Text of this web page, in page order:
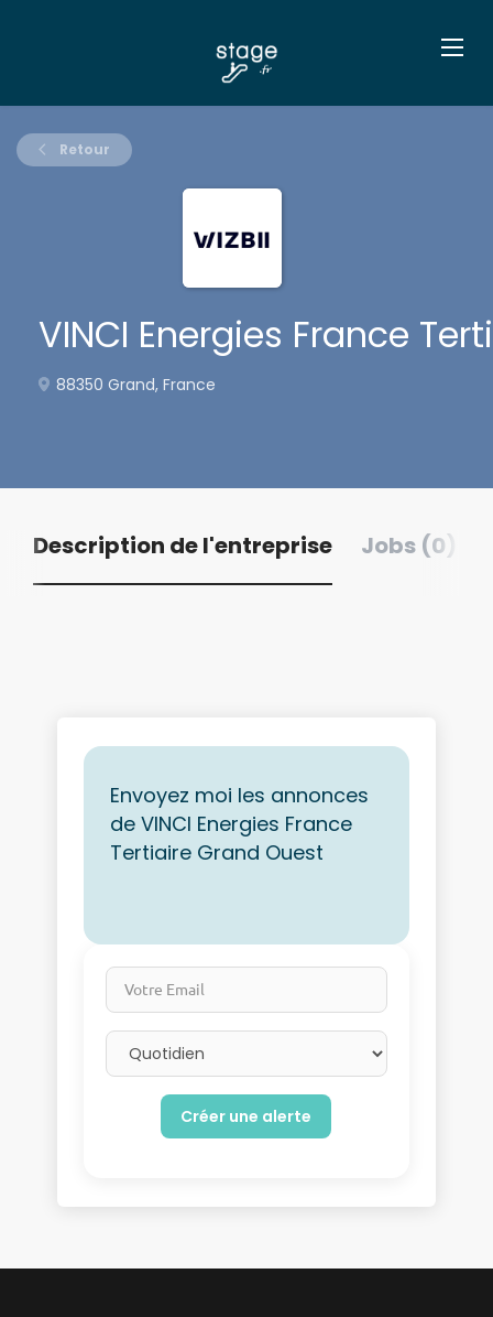
Retour
VINCI Energies France
88350 Grand, France
Description de l'entreprise Jobs (0)
Envoyez moi les annonces
de VINCI Energies France
Tertiaire Grand Ouest
Votre Email
Email frequency